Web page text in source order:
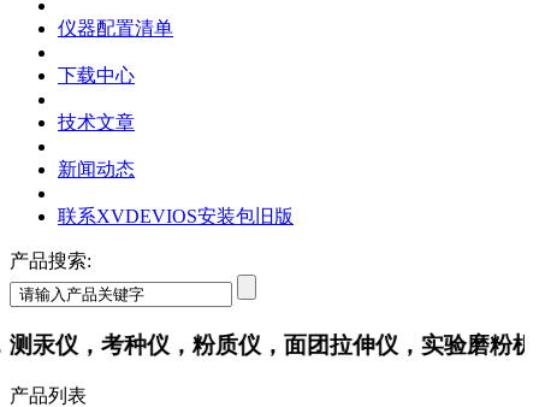
仪器配置清单
下载中心
技术文章
新闻动态
联系XVDEVIOS安装包旧版
产品搜索:
仪，考种仪，粉质仪，面团拉伸仪，实验磨粉机
产品列表